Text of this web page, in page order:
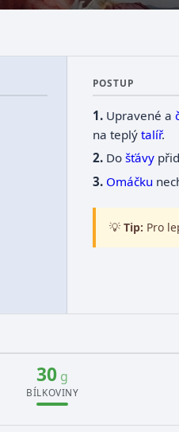
POSTUP
Upravené a
na teplý talíř.
Do šťávy
Omáčku
💡Tip: Pro
30 g
BÍLKOVINY